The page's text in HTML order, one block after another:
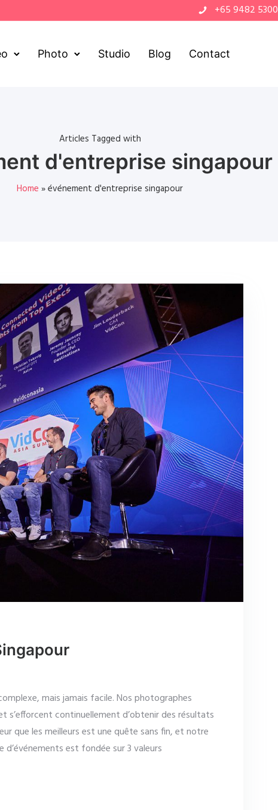
+65 9482 5300
Photo Studio Blog Contact
Articles Tagged with
d'entreprise singapour
Home »événement d'entreprise singapour
mais jamais facile. Nos photographes
s’efforcent continuellement d’obtenir des résultats
que les meilleurs est une quête sans fin, et notre
est fondée sur 3 valeurs